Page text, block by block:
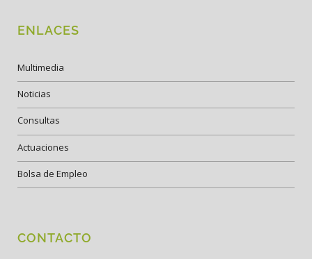
ENLACES
Multimedia
Noticias
Consultas
Actuaciones
Bolsa de Empleo
CONTACTO